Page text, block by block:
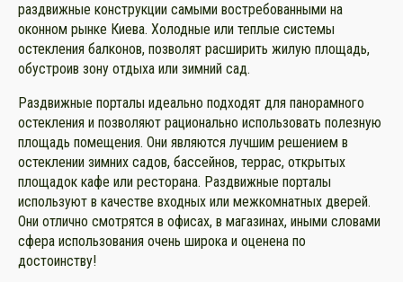
раздвижные конструкции самыми востребованными на
оконном рынке Киева. Холодные или теплые системы
остекления балконов, позволят расширить жилую площадь,
обустроив зону отдыха или зимний сад.
Раздвижные порталы идеально подходят для панорамного
остекления и позволяют рационально использовать полезную
площадь помещения. Они являются лучшим решением в
остеклении зимних садов, бассейнов, террас, открытых
площадок кафе или ресторана. Раздвижные порталы
используют в качестве входных или межкомнатных дверей.
Они отлично смотрятся в офисах, в магазинах, иными словами
сфера использования очень широка и оценена по
достоинству!